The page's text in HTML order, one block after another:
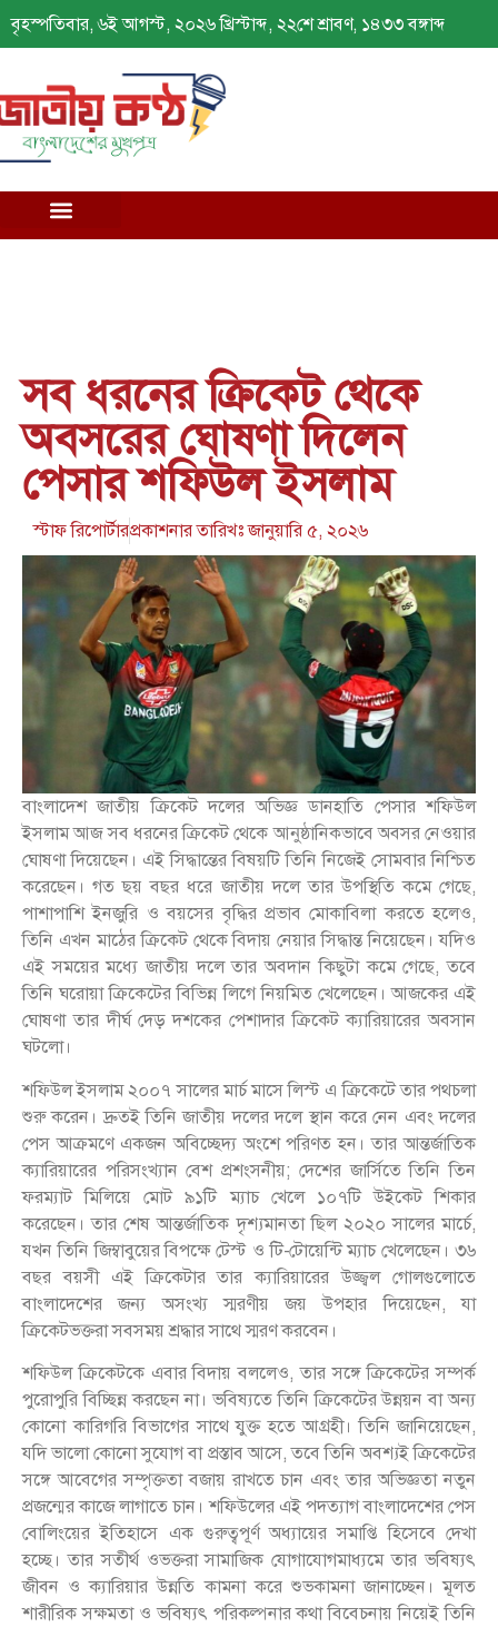
বৃহস্পতিবার, ৬ই আগস্ট, ২০২৬ খ্রিস্টাব্দ, ২২শে শ্রাবণ, ১৪৩৩ বঙ্গাব্দ
সব ধরনের ক্রিকেট থেকে
অবসরের ঘোষণা দিলেন
পেসার শফিউল ইসলাম
স্টাফ রিপোর্টারপ্রকাশনার তারিখঃজানুয়ারি ৫, ২০২৬
বাংলাদেশ জাতীয় ক্রিকেট দলের অভিজ্ঞ ডানহাতি পেসার শফিউল
ইসলাম আজ সব ধরনের ক্রিকেট থেকে আনুষ্ঠানিকভাবে অবসর নেওয়ার
ঘোষণা দিয়েছেন। এই সিদ্ধান্তের বিষয়টি তিনি নিজেই সোমবার নিশ্চিত
করেছেন। গত ছয় বছর ধরে জাতীয় দলে তার উপস্থিতি কমে গেছে,
পাশাপাশি ইনজুরি ও বয়সের বৃদ্ধির প্রভাব মোকাবিলা করতে হলেও,
তিনি এখন মাঠের ক্রিকেট থেকে বিদায় নেয়ার সিদ্ধান্ত নিয়েছেন। যদিও
এই সময়ের মধ্যে জাতীয় দলে তার অবদান কিছুটা কমে গেছে, তবে
তিনি ঘরোয়া ক্রিকেটের বিভিন্ন লিগে নিয়মিত খেলেছেন। আজকের এই
ঘোষণা তার দীর্ঘ দেড় দশকের পেশাদার ক্রিকেট ক্যারিয়ারের অবসান
ঘটলো।
শফিউল ইসলাম ২০০৭ সালের মার্চ মাসে লিস্ট এ ক্রিকেটে তার পথচলা
শুরু করেন। দ্রুতই তিনি জাতীয় দলের দলে স্থান করে নেন এবং দলের
পেস আক্রমণে একজন অবিচ্ছেদ্য অংশে পরিণত হন। তার আন্তর্জাতিক
ক্যারিয়ারের পরিসংখ্যান বেশ প্রশংসনীয়; দেশের জার্সিতে তিনি তিন
ফরম্যাট মিলিয়ে মোট ৯১টি ম্যাচ খেলে ১০৭টি উইকেট শিকার
করেছেন। তার শেষ আন্তর্জাতিক দৃশ্যমানতা ছিল ২০২০ সালের মার্চে,
যখন তিনি জিম্বাবুয়ের বিপক্ষে টেস্ট ও টি-টোয়েন্টি ম্যাচ খেলেছেন। ৩৬
বছর বয়সী এই ক্রিকেটার তার ক্যারিয়ারের উজ্জ্বল গোলগুলোতে
বাংলাদেশের জন্য অসংখ্য স্মরণীয় জয় উপহার দিয়েছেন, যা
ক্রিকেটভক্তরা সবসময় শ্রদ্ধার সাথে স্মরণ করবেন।
শফিউল ক্রিকেটকে এবার বিদায় বললেও, তার সঙ্গে ক্রিকেটের সম্পর্ক
পুরোপুরি বিচ্ছিন্ন করছেন না। ভবিষ্যতে তিনি ক্রিকেটের উন্নয়ন বা অন্য
কোনো কারিগরি বিভাগের সাথে যুক্ত হতে আগ্রহী। তিনি জানিয়েছেন,
যদি ভালো কোনো সুযোগ বা প্রস্তাব আসে, তবে তিনি অবশ্যই ক্রিকেটের
সঙ্গে আবেগের সম্পৃক্ততা বজায় রাখতে চান এবং তার অভিজ্ঞতা নতুন
প্রজন্মের কাজে লাগাতে চান। শফিউলের এই পদত্যাগ বাংলাদেশের পেস
বোলিংয়ের ইতিহাসে এক গুরুত্বপূর্ণ অধ্যায়ের সমাপ্তি হিসেবে দেখা
হচ্ছে। তার সতীর্থ ওভক্তরা সামাজিক যোগাযোগমাধ্যমে তার ভবিষ্যৎ
জীবন ও ক্যারিয়ার উন্নতি কামনা করে শুভকামনা জানাচ্ছেন। মূলত
শারীরিক সক্ষমতা ও ভবিষ্যৎ পরিকল্পনার কথা বিবেচনায় নিয়েই তিনি